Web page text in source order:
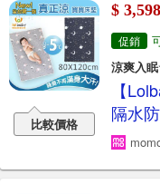
比較價格
$ 3,598
促銷
涼爽入
【
隔水